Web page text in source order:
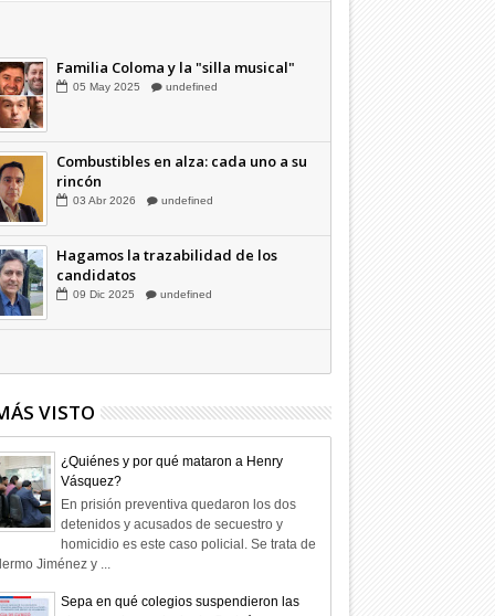
Abr 2026 undefined
Combustibles en alza: cada uno a su
2026 undefined
Hagamos la trazabilidad de los
VISTO
¿Quiénes y por qué mataron a Henry
Vásquez?
En prisión preventiva quedaron los dos
detenidos y acusados de secuestro y
homicidio es este caso policial. Se trata de
Jiménez y ...
Sepa en qué colegios suspendieron las